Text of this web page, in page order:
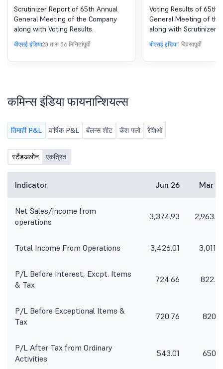
Meeting / Postal Ballot-
Scrutinizer''s Report
Scrutinizer Report of 65th Annual
General Meeting of the Company
along with Voting Results.
बीएसई इंडिया23 तास 56 मिनिटांपूर्वी
Meeting / Postal
Outcome of AGM
Voting Results of 65th
General Meeting of the
along with Scrutinizer
बीएसई इंडिया1 दिवसापूर्वी
कमिन्स इंडिया फायनान्शियल्स
तिमाही P&L वार्षिक P&L बॅलन्स शीट कॅश फ्लो रेशिओ
स्टँडअलोन एकत्रित
Indicator Jun 26 Mar
Net Sales/Income from
operations
3,374.93
Total Income From Operations 3,426.01
P/L Before Interest, Excpt. Items
& Tax
724.66
P/L Before Exceptional Items &
Tax
720.76
P/L After Tax from Ordinary
Activities
543.01